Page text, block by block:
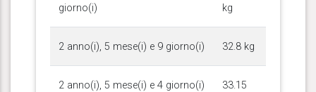
giorno(i)
kg
2 anno(i), 5 mese(i) e 9 giorno(i) 32.8 kg
2 anno(i), 5 mese(i) e 4 giorno(i)
33.15